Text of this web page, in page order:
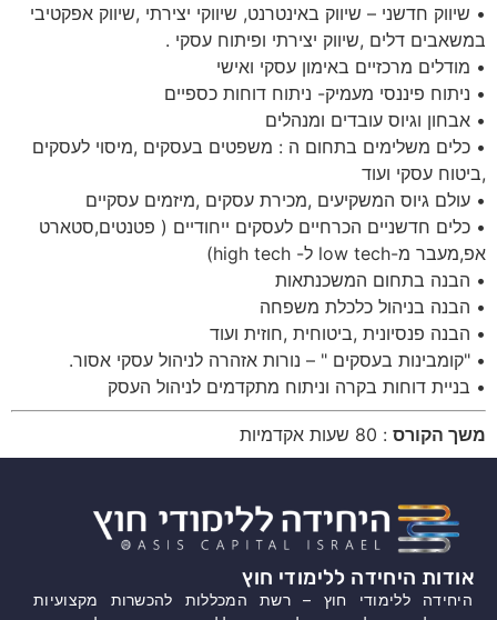
• שיווק חדשני – שיווק באינטרנט, שיווקי יצירתי ,שיווק אפקטיבי
במשאבים דלים ,שיווק יצירתי ופיתוח עסקי .
• מודלים מרכזיים באימון עסקי ואישי
• ניתוח פיננסי מעמיק- ניתוח דוחות כספיים
• אבחון וגיוס עובדים ומנהלים
• כלים משלימים בתחום ה : משפטים בעסקים ,מיסוי לעסקים
,ביטוח עסקי ועוד
• עולם גיוס המשקיעים ,מכירת עסקים ,מיזמים עסקיים
• כלים חדשניים הכרחיים לעסקים ייחודיים ( פטנטים,סטארט
אפ,מעבר מ-low tech ל- high tech)
• הבנה בתחום המשכנתאות
• הבנה בניהול כלכלת משפחה
• הבנה פנסיונית ,ביטוחית ,חוזית ועוד
• "קומבינות בעסקים " – נורות אזהרה לניהול עסקי אסור.
• בניית דוחות בקרה וניתוח מתקדמים לניהול העסק
משך הקורס : 80 שעות אקדמיות
אודות היחידה ללימודי חוץ
היחידה ללימודי חוץ – רשת המכללות להכשרות מקצועיות